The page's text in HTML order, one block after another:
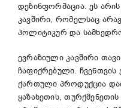
დეზინფორმაცია. ეს
კავშირი, რომელსაც
პოლიტიკურ და
ევრაზიული კავშირი
ჩაფიქრებული. ჩვენთვის
ქართული პროდუქცია
ყაზახეთის, თურქმენეთის